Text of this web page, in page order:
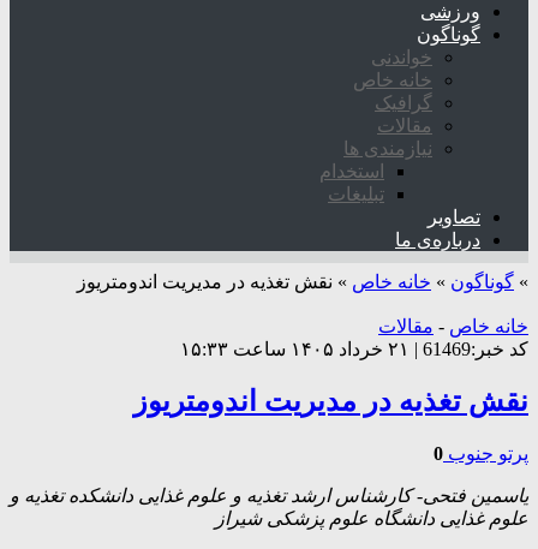
ورزشی
گوناگون
خواندنی
خانه خاص
گرافیک
مقالات
نیازمندی ها
استخدام
تبلیغات
تصاویر
درباره‌ی ما
» گوناگون » خانه خاص » نقش تغذیه در مدیریت اندومتریوز
خانه خاص - مقالات
کد خبر:61469 | ۲۱ خرداد ۱۴۰۵ ساعت ۱۵:۳۳
نقش تغذیه در مدیریت اندومتریوز
پرتو جنوب 0
یاسمین فتحی- کارشناس ارشد تغذیه و علوم غذایی دانشکده تغذیه و
علوم غذایی دانشگاه علوم پزشکی شیراز